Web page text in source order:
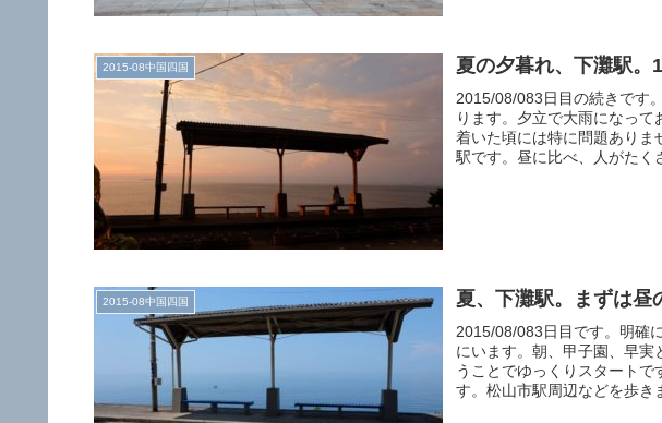
2015-08中国四国 夏の夕暮れ、下灘駅。
2015/08/083日目の続きです
ります。夕立で大雨になっ
着いた頃には特に問題ありま
駅です。昼に比べ、人がたく
2015-08中国四国 夏、下灘駅。まずは昼
2015/08/083日目です。明確
にいます。朝、甲子園、早
うことでゆっくりスタートで
す。松山市駅周辺などを歩き